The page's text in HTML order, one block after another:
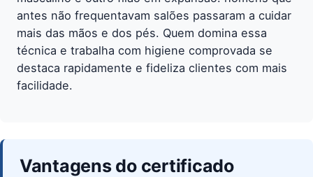
antes não frequentavam salões passaram a cuidar
mais das mãos e dos pés. Quem domina essa
técnica e trabalha com higiene comprovada se
destaca rapidamente e fideliza clientes com mais
facilidade.
Vantagens do certificado